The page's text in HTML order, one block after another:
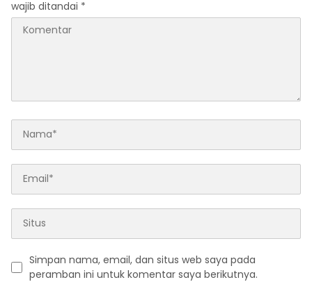
wajib ditandai *
Simpan nama, email, dan situs web saya pada
peramban ini untuk komentar saya berikutnya.